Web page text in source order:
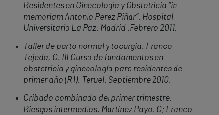
Residentes en Ginecología y Obstetricia “in
memoriam Antonio Perez Piñar”. Hospital
Universitario La Paz. Madrid .Febrero 2011.
Taller de parto normal y tocurgia. Franco
Tejeda, C. III Curso de fundamentos en
obstetricia y ginecología para residentes de
primer año (R1). Teruel. Septiembre 2010.
Cribado combinado del primer trimestre.
Riesgos intermedios. Martínez Payo, C; Franco